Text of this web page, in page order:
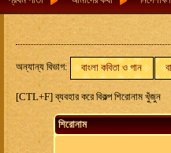
অন্যান্য বিভাগ: বাংলা কবিতা ও গান
[CTL+F] ব্যবহার করে বিকল্প শিরোনাম খুঁজুন
শিরোনাম